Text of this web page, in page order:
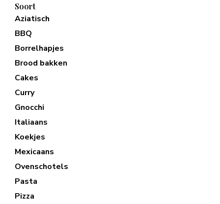
Soort
Aziatisch
BBQ
Borrelhapjes
Brood bakken
Cakes
Curry
Gnocchi
Italiaans
Koekjes
Mexicaans
Ovenschotels
Pasta
Pizza